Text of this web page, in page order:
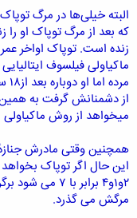
البته خیلی‌ها در مرگ
که بعد از مرگ توپاک او را
زنده است. توپاک اواخر
از دشمنانش گرفت به
میخواهد از روش ماکیاولی
همچنین وقتی مادرش
مرگش می گذرد.